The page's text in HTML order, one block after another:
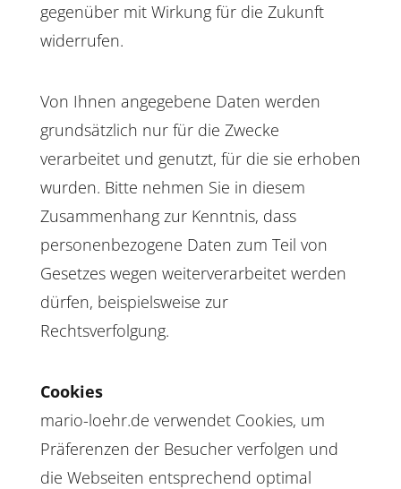
gegenüber mit Wirkung für die Zukunft
widerrufen.
Von Ihnen angegebene Daten werden
grundsätzlich nur für die Zwecke
verarbeitet und genutzt, für die sie erhoben
wurden. Bitte nehmen Sie in diesem
Zusammenhang zur Kenntnis, dass
personenbezogene Daten zum Teil von
Gesetzes wegen weiterverarbeitet werden
dürfen, beispielsweise zur
Rechtsverfolgung.
Cookies
mario-loehr.de verwendet Cookies, um
Präferenzen der Besucher verfolgen und
die Webseiten entsprechend optimal